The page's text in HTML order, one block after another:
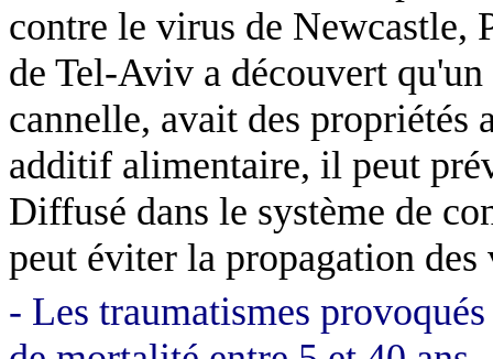
contre le virus de Newcastle,
de Tel-Aviv a découvert
cannelle, avait des
additif alimentaire, il peut
Diffusé dans le système de
peut éviter la propagation des
- Les traumatismes